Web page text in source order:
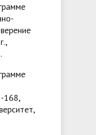
168,